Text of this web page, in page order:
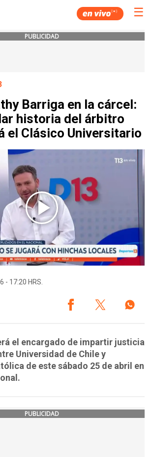
☰
PUBLICIDAD
Barriga en la cárcel:
historia del árbitro
el Clásico Universitario
- 17:20 HRS.
el encargado de impartir justicia
Universidad de Chile y
de este sábado 25 de abril en
PUBLICIDAD